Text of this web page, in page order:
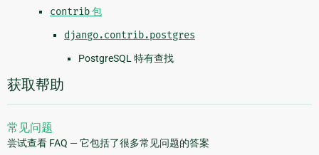
contrib包
django.contrib.postgres
PostgreSQL 特有查找
获取帮助
常见问题
尝试查看 FAQ — 它包括了很多常见问题的答案